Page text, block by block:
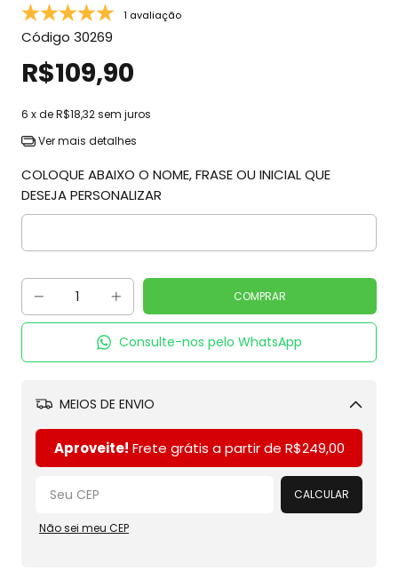
1 avaliação
Código 30269
R$109,90
6 x deR$18,32sem juros
Ver mais detalhes
COLOQUE ABAIXO O NOME, FRASE OU INICIAL QUE
DESEJA PERSONALIZAR
Consulte-nos pelo WhatsApp
MEIOS DE ENVIO
Aproveite! Frete grátis a partir de R$249,00
CALCULAR
Não sei meu CEP